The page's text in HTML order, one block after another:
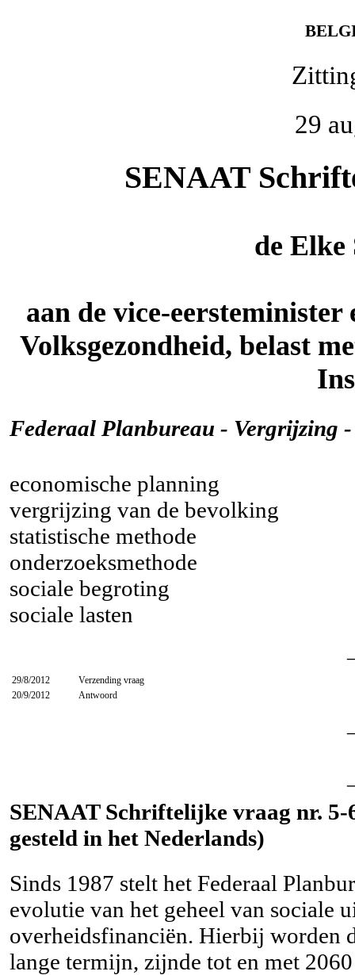
29
SENAAT
de Elke
aan de vice-
Volksgezondheid, belast
Federaal Planbureau - Vergrijzing
economische planning
vergrijzing van de bevolking
statistische methode
onderzoeksmethode
sociale begroting
sociale lasten
29/8/2012
Verzending vraag
20/9/2012
Antwoord
SENAAT Schriftelijke vraag nr. 5-
gesteld in het Nederlands)
Sinds 1987 stelt het Federaal
evolutie van het geheel van sociale
overheidsfinanciën. Hierbij worden
lange termijn, zijnde tot en met